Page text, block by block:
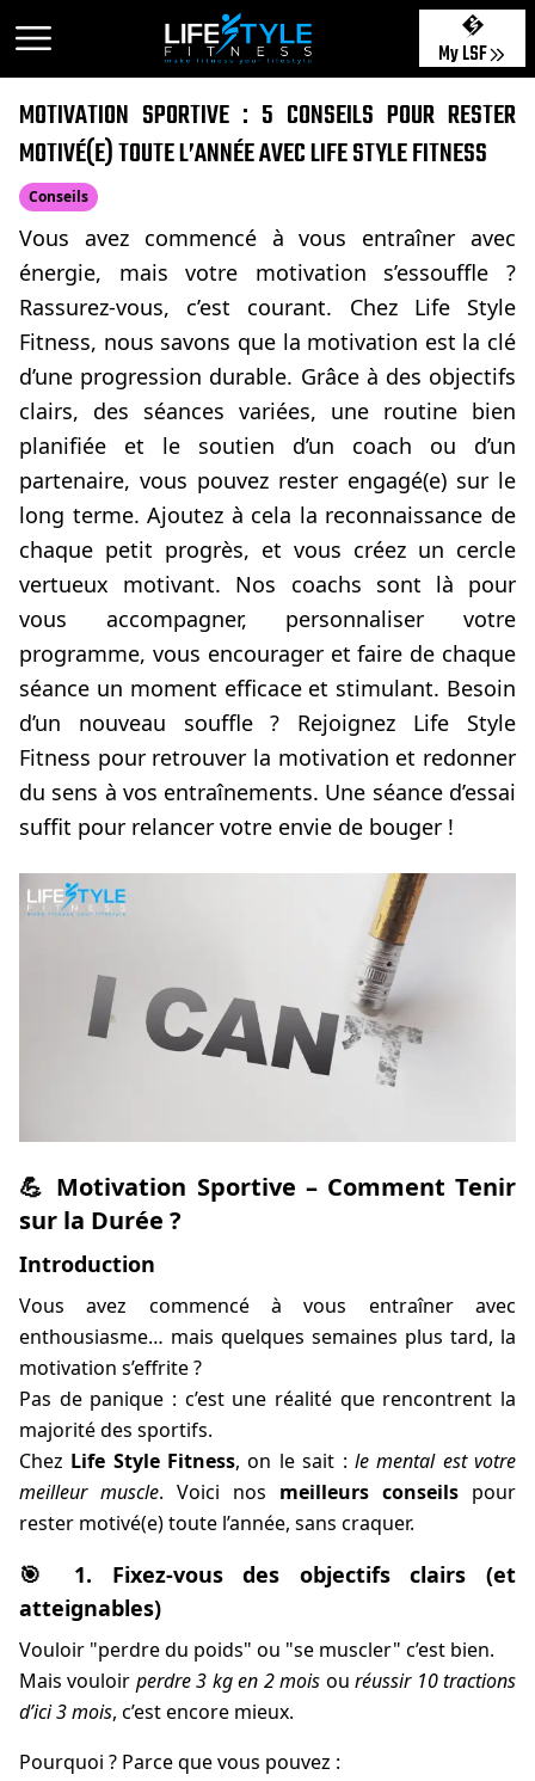
My LSF
MOTIVATION SPORTIVE : 5 CONSEILS POUR RESTER
MOTIVÉ(E) TOUTE L’ANNÉE AVEC LIFE STYLE FITNESS
Conseils
Vous avez commencé à vous entraîner avec
énergie, mais votre motivation s’essouffle ?
Rassurez-vous, c’est courant. Chez Life Style
Fitness, nous savons que la motivation est la clé
d’une progression durable. Grâce à des objectifs
clairs, des séances variées, une routine bien
planifiée et le soutien d’un coach ou d’un
partenaire, vous pouvez rester engagé(e) sur le
long terme. Ajoutez à cela la reconnaissance de
chaque petit progrès, et vous créez un cercle
vertueux motivant. Nos coachs sont là pour
vous accompagner, personnaliser votre
programme, vous encourager et faire de chaque
séance un moment efficace et stimulant. Besoin
d’un nouveau souffle ? Rejoignez Life Style
Fitness pour retrouver la motivation et redonner
du sens à vos entraînements. Une séance d’essai
suffit pour relancer votre envie de bouger !
💪 Motivation Sportive – Comment Tenir
sur la Durée ?
Introduction
Vous avez commencé à vous entraîner avec
enthousiasme… mais quelques semaines plus tard, la
motivation s’effrite ?
Pas de panique : c’est une réalité que rencontrent la
majorité des sportifs.
Chez Life Style Fitness, on le sait : le mental est votre
meilleur muscle. Voici nos meilleurs conseils pour
rester motivé(e) toute l’année, sans craquer.
🎯 1. Fixez-vous des objectifs clairs (et
atteignables)
Vouloir "perdre du poids" ou "se muscler" c’est bien.
Mais vouloir perdre 3 kg en 2 mois ouréussir 10 tractions
d’ici 3 mois, c’est encore mieux.
Pourquoi ? Parce que vous pouvez :